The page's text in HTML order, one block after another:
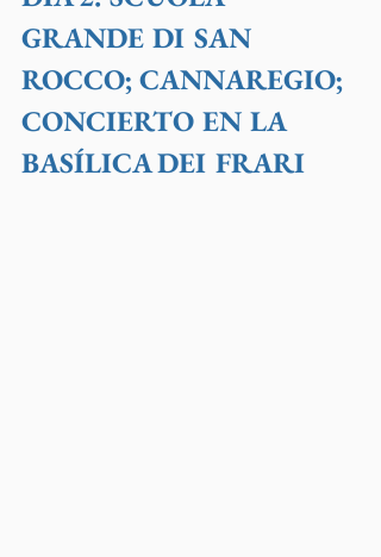
GRANDE DI SAN
ROCCO; CANNAREGIO;
CONCIERTO EN LA
BASÍLICA DEI FRARI